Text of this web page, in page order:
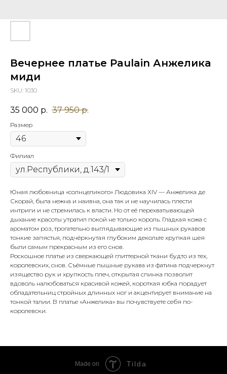
Вечернее платье Paulain Анжелика
миди
SKU: 1030
35 000 р. 37 950 р.
Размер
Филиал
Юная любовница «солнцеликого» Людовика XIV — Анжелика де
Скорай, была нежна и наивна, она так и не научилась плести
интриги и не стремилась к власти. Но от её перехватывающей
дыхание красоты утратил покой не только король. Гладкая кожа с
ароматом роз, трогательно выглядывающие из пышных рукавов
тонкие запястья, подчёркнутая глубоким декольте хрупкая шея
были самым прекрасным из его снов.
Роскошное платье из сверкающей глиттерной ткани будто из тех,
королевских, снов. Съёмные пышные рукава из фатина подчеркнут
изящество рук и хрупкость плеч, открытая спинка позволит
вдоволь налюбоваться красивой кожей, короткая юбка порадует
обладательниц стройных длинных ног и акцентирует внимание на
тонкой талии. В платье «Анжелика» вы почувствуете себя по-
королевски.
Made on Tilda